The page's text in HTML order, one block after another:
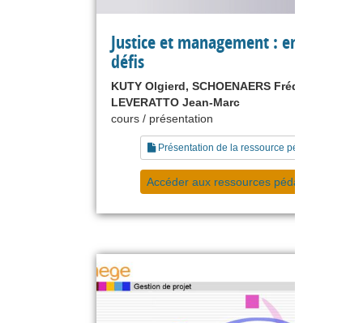
Justice et management : enjeux et
défis
KUTY Olgierd, SCHOENAERS Frédéric,
LEVERATTO Jean-Marc
cours / présentation
Présentation de la ressource pédagogique
Accéder aux ressources pédagogiques